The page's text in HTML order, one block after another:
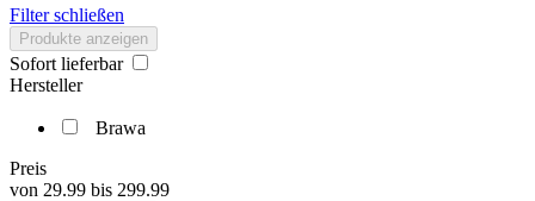
Filter schließen
Produkte anzeigen
Sofort lieferbar
Hersteller
Brawa
Preis
von 29.99 bis 299.99